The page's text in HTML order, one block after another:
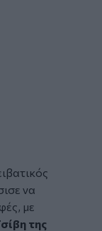
να
με
της